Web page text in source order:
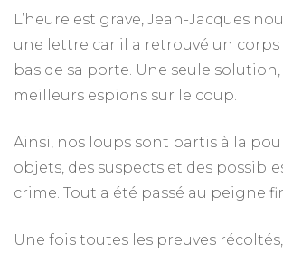
L’heure est grave, Jean-Jacques
une lettre car il a retrouvé un corps
bas de sa porte. Une seule
meilleurs espions sur le coup.
Ainsi, nos loups sont partis à la
objets, des suspects et des
crime. Tout a été passé au peigne
Une fois toutes les preuves